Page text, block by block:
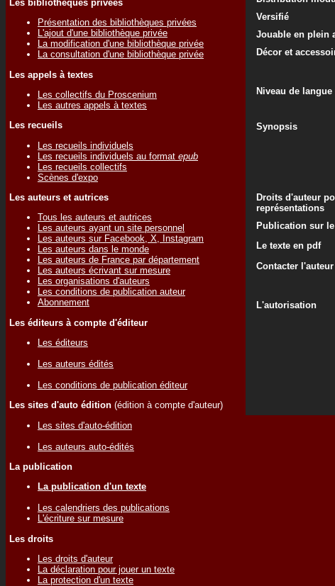
Les bibliothèques privées
Présentation des bibliothèques privées
L'ajout d'une bibliothèque privée
La modification d'une bibliothèque privée
La consultation d'une bibliothèque privée
Les appels à textes
Les collectifs du Proscenium
Les autres appels à textes
Les recueils
Les recueils individuels
Les recueils individuels au format epub
Les recueils collectifs
Scènes d'expo
Les auteurs et autrices
Tous les auteurs et autrices
Les auteurs ayant un site personnel
Les auteurs sur Facebook, X, Instagram
Les auteurs dans le monde
Les auteurs de France par département
Les auteurs écrivant sur mesure
Les organisations d'auteurs
Les conditions de publication auteur
Abonnement
Les éditeurs à compte d'éditeur
Les éditeurs
Les auteurs édités
Les conditions de publication éditeur
Les sites d'auto édition (édition à compte d'auteur)
Les sites d'auto-édition
Les auteurs auto-édités
La publication
La publication d'un texte
Les calendriers des publications
L'écriture sur mesure
Les droits
Les droits d'auteur
La déclaration pour jouer un texte
La protection d'un texte
Versifié
Jouable en plein
Décor et
Niveau de langue
Synopsis
Droits d'auteur
représentations
Publication sur
Le texte en pdf
Contacter l'auteur
L'autorisation